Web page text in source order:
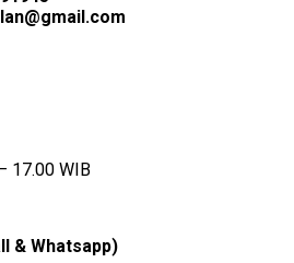
17.00 WIB
& Whatsapp)